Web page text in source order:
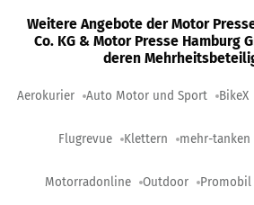
Weitere Angebote der Motor
Co. KG & Motor Presse Hamburg
deren
Aerokurier Auto Motor und Sport BikeX
Flugrevue Klettern mehr-tanken
Motorradonline Outdoor Promobil